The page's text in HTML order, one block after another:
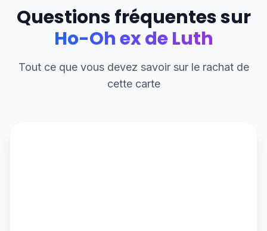
Questions fréquentes sur
Ho-Oh ex de Luth
Tout ce que vous devez savoir sur le rachat de
cette carte